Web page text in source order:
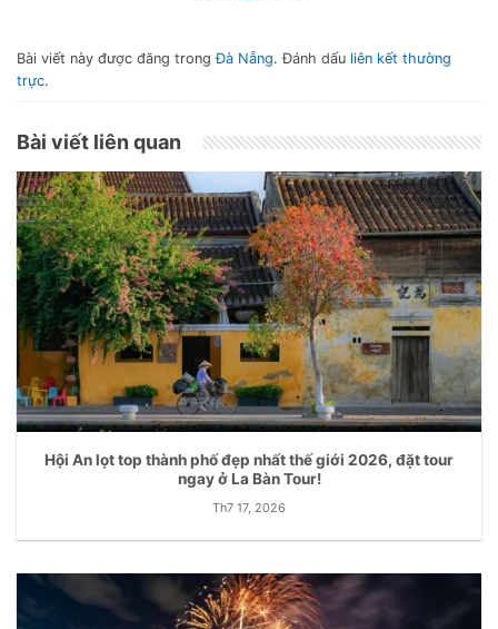
Bài viết này được đăng trongĐà Nẵng. Đánh dấu liên kết thường
trực.
Bài viết liên quan
Hội An lọt top thành phố đẹp nhất thế giới 2026, đặt tour
ngay ở La Bàn Tour!
Th7 17, 2026